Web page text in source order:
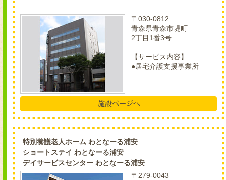
〒030-0812
青森県青森市堤町
2丁目1番3号
【サービス内容】
●居宅介護支援事業所
特別養護老人ホーム わとなーる浦安
ショートステイ わとなーる浦安
デイサービスセンター わとなーる浦安
〒279-0043